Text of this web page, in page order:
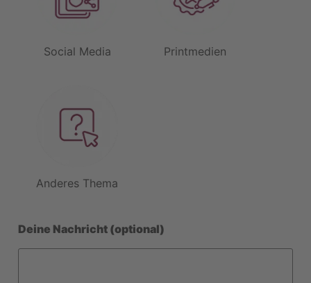
Social Media Printmedien
Anderes Thema
Deine Nachricht (optional)